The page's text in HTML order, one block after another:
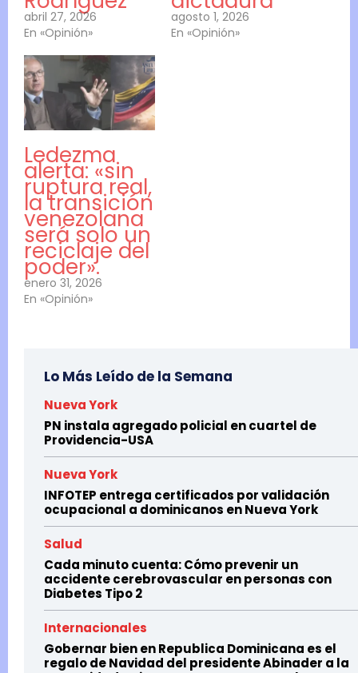
abril 27, 2026
En «Opinión»
agosto 1, 2026
En «Opinión»
Ledezma
alerta: «sin
ruptura real,
la transición
venezolana
será solo un
reciclaje del
poder».
enero 31, 2026
En «Opinión»
Lo Más Leído de la Semana
Nueva York
PN instala agregado policial en cuartel de
Providencia-USA
Nueva York
INFOTEP entrega certificados por validación
ocupacional a dominicanos en Nueva York
Salud
Cada minuto cuenta: Cómo prevenir un
accidente cerebrovascular en personas con
Diabetes Tipo 2
Internacionales
Gobernar bien en Republica Dominicana es el
regalo de Navidad del presidente Abinader a la